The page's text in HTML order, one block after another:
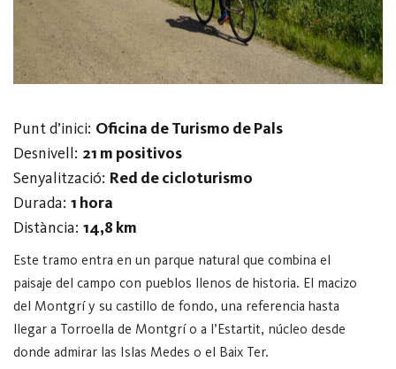
Punt d’inici: Oficina de Turismo de Pals
Desnivell: 21 m positivos
Senyalització: Red de cicloturismo
Durada: 1 hora
Distància: 14,8 km
Este tramo entra en un parque natural que combina el
paisaje del campo con pueblos llenos de historia. El macizo
del Montgrí y su castillo de fondo, una referencia hasta
llegar a Torroella de Montgrí o a l’Estartit, núcleo desde
donde admirar las Islas Medes o el Baix Ter.